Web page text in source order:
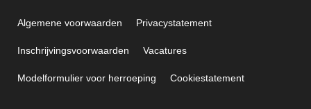
Algemene voorwaarden Privacystatement
Inschrijvingsvoorwaarden Vacatures
Modelformulier voor herroeping Cookiestatement